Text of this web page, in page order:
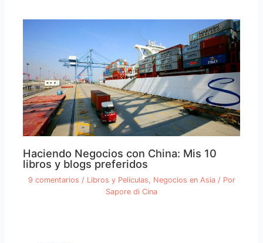
Haciendo Negocios con China: Mis 10
libros y blogs preferidos
9 comentarios / Libros y Películas, Negocios en Asia/ Por
Sapore di Cina